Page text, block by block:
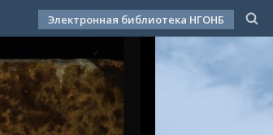
Электронная библиотека НГОНБ